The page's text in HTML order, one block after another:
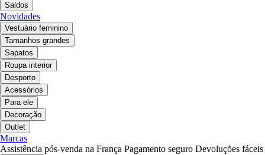
Saldos
Novidades
Vestuário feminino
Tamanhos grandes
Sapatos
Roupa interior
Desporto
Acessórios
Para ele
Decoração
Outlet
Marcas
Assistência pós-venda na França Pagamento seguro Devoluções fáceis